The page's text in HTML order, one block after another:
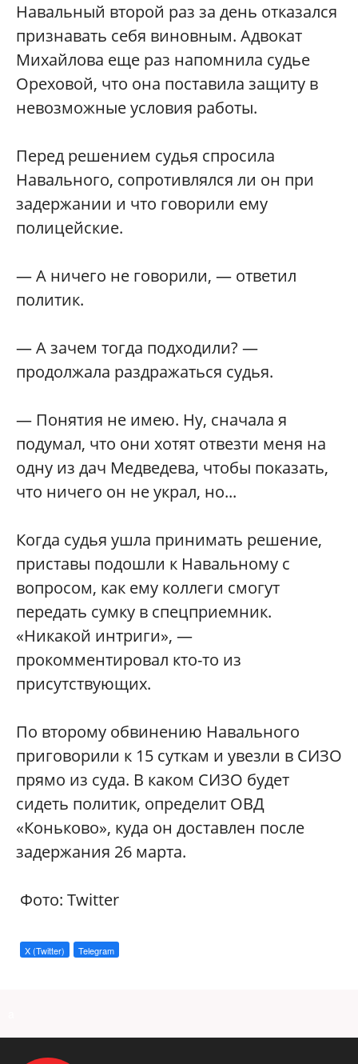
Навальный второй раз за день отказался
признавать себя виновным. Адвокат
Михайлова еще раз напомнила судье
Ореховой, что она поставила защиту в
невозможные условия работы.
Перед решением судья спросила
Навального, сопротивлялся ли он при
задержании и что говорили ему
полицейские.
— А ничего не говорили, — ответил
политик.
— А зачем тогда подходили? —
продолжала раздражаться судья.
— Понятия не имею. Ну, сначала я
подумал, что они хотят отвезти меня на
одну из дач Медведева, чтобы показать,
что ничего он не украл, но...
Когда судья ушла принимать решение,
приставы подошли к Навальному с
вопросом, как ему коллеги смогут
передать сумку в спецприемник.
«Никакой интриги», —
прокомментировал кто-то из
присутствующих.
По второму обвинению Навального
приговорили к 15 суткам и увезли в СИЗО
прямо из суда. В каком СИЗО будет
сидеть политик, определит ОВД
«Коньково», куда он доставлен после
задержания 26 марта.
Фото: Twitter
X (Twitter) Telegram